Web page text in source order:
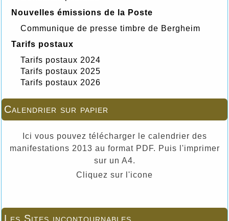
Nouvelles émissions de la Poste
Communique de presse timbre de Bergheim
Tarifs postaux
Tarifs postaux 2024
Tarifs postaux 2025
Tarifs postaux 2026
Calendrier sur papier
Ici vous pouvez télécharger le calendrier des
manifestations 2013 au format PDF. Puis l'imprimer
sur un A4.
Cliquez sur l'icone
Les Sites incontournables